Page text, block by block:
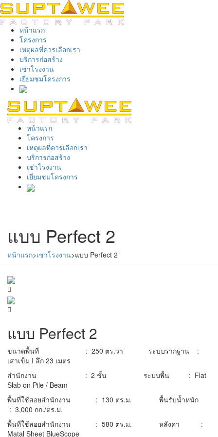
หน้าแรก
โครงการ
เหตุผลที่ควรเลือกเรา
บริการก่อสร้าง
เช่าโรงงาน
เยี่ยมชมโครงการ
หน้าแรก
โครงการ
เหตุผลที่ควรเลือกเรา
บริการก่อสร้าง
เช่าโรงงาน
เยี่ยมชมโครงการ
แบบ Perfect 2
หน้าแรก>เช่าโรงงาน>แบบ Perfect 2
แบบ Perfect 2
ขนาดพื้นที่ : 250 ตร.วา ระบบรากฐาน :
เสาเข็ม I ลึก 23 เมตร
สำนักงาน : 2 ชั้น ระบบพื้น : Flat
Slab on Pile / Beam
พื้นที่ใช้สอยสำนักงาน : 130 ตร.ม. พื้นรับน้ำหนัก
: 3,000 กก./ตร.ม.
พื้นที่ใช้สอยสำนักงาน : 580 ตร.ม. หลังคา :
Matal Sheet BlueScope